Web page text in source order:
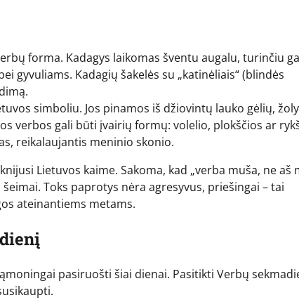
forma. Kadagys laikomas šventu augalu, turinčiu
gyvuliams. Kadagių šakelės su „katinėliais“ (blindės
simboliu. Jos pinamos iš džiovintų lauko gėlių,
verbos gali būti įvairių formų: volelio, plokščios ar
reikalaujantis meninio skonio.
Lietuvos kaime. Sakoma, kad „verba muša, ne aš
Toks paprotys nėra agresyvus, priešingai – tai
ateinantiems metams.
pasiruošti šiai dienai. Pasitikti Verbų